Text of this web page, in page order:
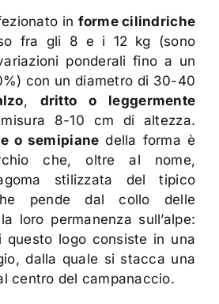
in forme cilindriche
fra gli 8 e i 12 kg (sono
ponderali fino a un
con un diametro di 30-40
, dritto o leggermente
8-10 cm di altezza.
o semipiane della forma è
che, oltre al nome,
stilizzata del tipico
pende dal collo delle
loro permanenza sull’alpe:
questo logo consiste in una
dalla quale si stacca una
centro del campanaccio.